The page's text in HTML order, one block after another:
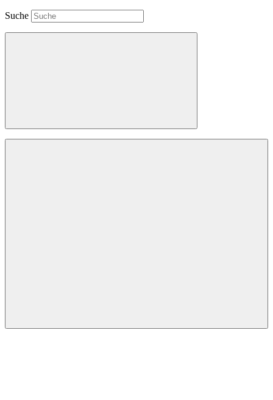
Suche